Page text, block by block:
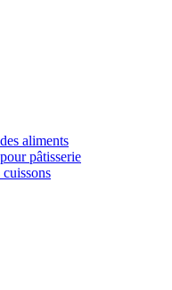
aliments
pâtisserie